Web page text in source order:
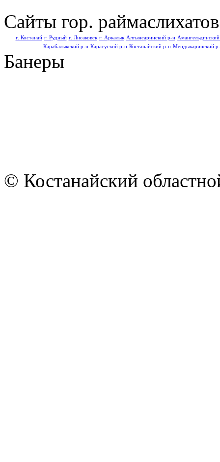
Сайты гор. раймаслихатов
г. Костанай г. Рудный г. Лисаковск г. Аркалык Алтынсаринский р-н
Карабалыкский р-н Карасуский р-н Костанайский р-н Мендыкаринский
Банеры
© Костанайский